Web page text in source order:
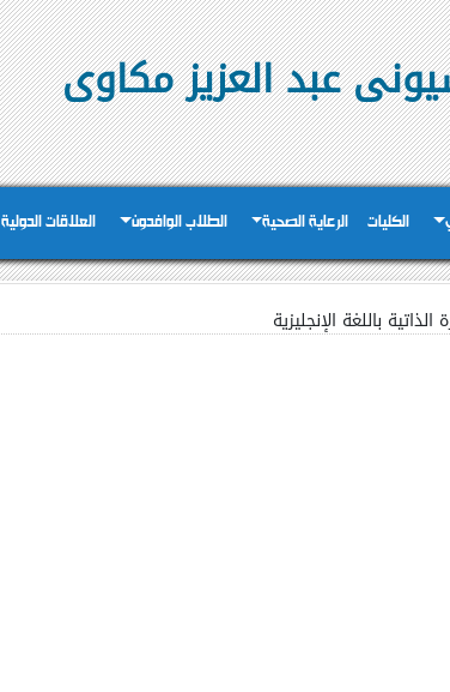
عبد العزيز مكاوى
الكليات الرعاية الصحية الطلاب الوافدون العلاقات الدولية
الذاتية باللغة الإنجليزية